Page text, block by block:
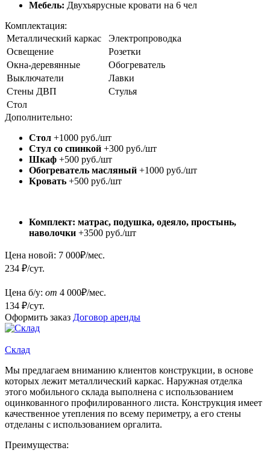
Мебель: Двухъярусные кровати на 6 чел
Комплектация:
Металлический каркас
Электропроводка
Освещение
Розетки
Окна-деревянные
Обогреватель
Выключатели
Лавки
Стены ДВП
Стулья
Стол
Дополнительно:
Стол +1000 руб./шт
Стул со спинкой +300 руб./шт
Шкаф +500 руб./шт
Обогреватель масляный +1000 руб./шт
Кровать +500 руб./шт
Комплект: матрас, подушка, одеяло, простынь,
наволочки +3500 руб./шт
Цена новой: 7 000₽/мес.
234 ₽/сут.
Цена б/у: от 4 000₽/мес.
134 ₽/сут.
Оформить заказ Договор аренды
Склад
Мы предлагаем вниманию клиентов конструкции, в основе
которых лежит металлический каркас. Наружная отделка
этого мобильного склада выполнена с использованием
оцинкованного профилированного листа. Конструкция имеет
качественное утепления по всему периметру, а его стены
отделаны с использованием оргалита.
Преимущества: